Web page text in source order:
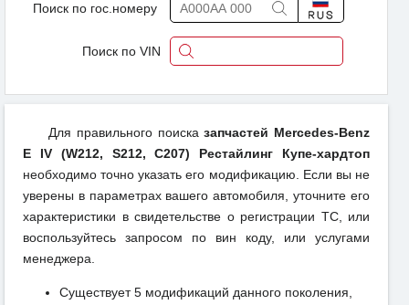
Поиск по гос.номеру
Поиск по VIN
Для правильного поисказапчастей Mercedes-Benz
E IV (W212, S212, C207) Рестайлинг Купе-хардтоп
необходимо точно указать его модификацию. Если вы не
уверены в параметрах вашего автомобиля, уточните его
характеристики в свидетельстве о регистрации ТС, или
воспользуйтесь запросом по вин коду, или услугами
менеджера.
Существует 5 модификаций данного поколения,